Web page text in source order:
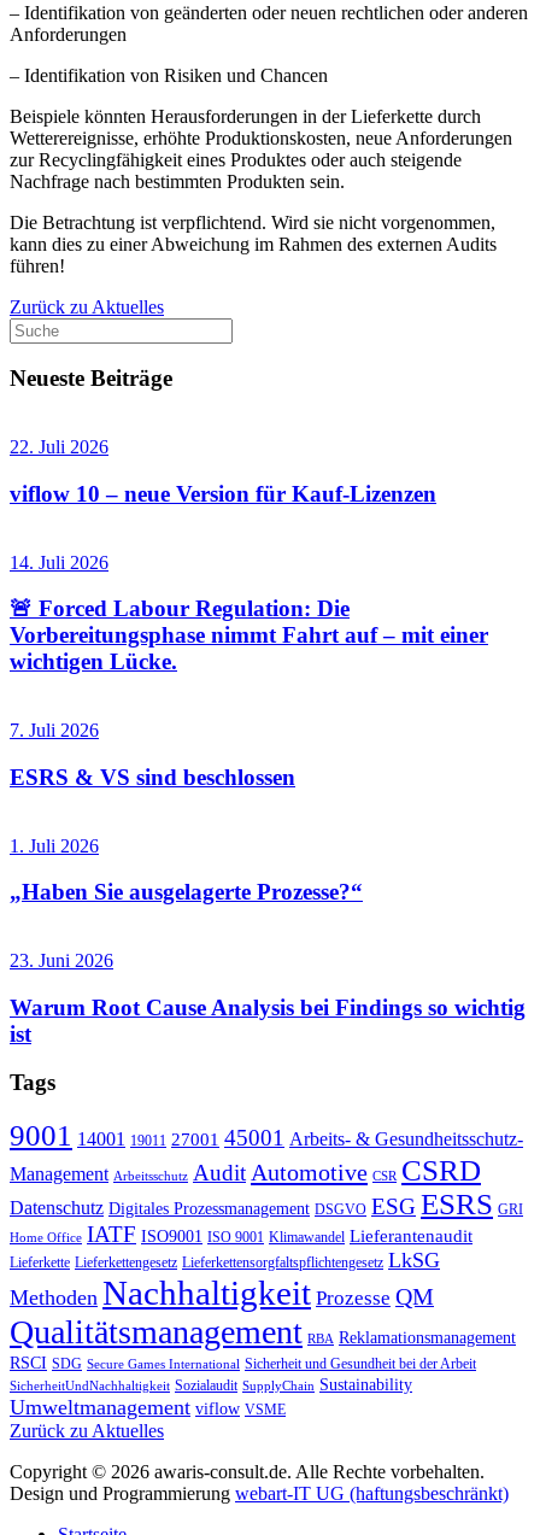
– Identifikation von geänderten oder neuen rechtlichen oder anderen
Anforderungen
– Identifikation von Risiken und Chancen
Beispiele könnten Herausforderungen in der Lieferkette durch
Wetterereignisse, erhöhte Produktionskosten, neue Anforderungen
zur Recyclingfähigkeit eines Produktes oder auch steigende
Nachfrage nach bestimmten Produkten sein.
Die Betrachtung ist verpflichtend. Wird sie nicht vorgenommen,
kann dies zu einer Abweichung im Rahmen des externen Audits
führen!
Zurück zu Aktuelles
Neueste Beiträge
22. Juli 2026
viflow 10 – neue Version für Kauf-Lizenzen
14. Juli 2026
🚨 Forced Labour Regulation: Die
Vorbereitungsphase nimmt Fahrt auf – mit einer
wichtigen Lücke.
7. Juli 2026
ESRS & VS sind beschlossen
1. Juli 2026
„Haben Sie ausgelagerte Prozesse?“
23. Juni 2026
Warum Root Cause Analysis bei Findings so wichtig
ist
Tags
9001 14001 19011 27001 45001 Arbeits- & Gesundheitsschutz-
Management Arbeitsschutz Audit Automotive CSR CSRD
Datenschutz Digitales Prozessmanagement DSGVO ESG ESRS GRI
Home Office IATF ISO9001 ISO 9001 Klimawandel Lieferantenaudit
Lieferkette Lieferkettengesetz Lieferkettensorgfaltspflichtengesetz LkSG
Methoden Nachhaltigkeit Prozesse QM
Qualitätsmanagement RBA Reklamationsmanagement
RSCI SDG Secure Games International Sicherheit und Gesundheit bei der Arbeit
SicherheitUndNachhaltigkeit Sozialaudit SupplyChain Sustainability
Umweltmanagement viflow VSME
Zurück zu Aktuelles
Copyright © 2026 awaris-consult.de. Alle Rechte vorbehalten.
Design und Programmierung webart-IT UG (haftungsbeschränkt)